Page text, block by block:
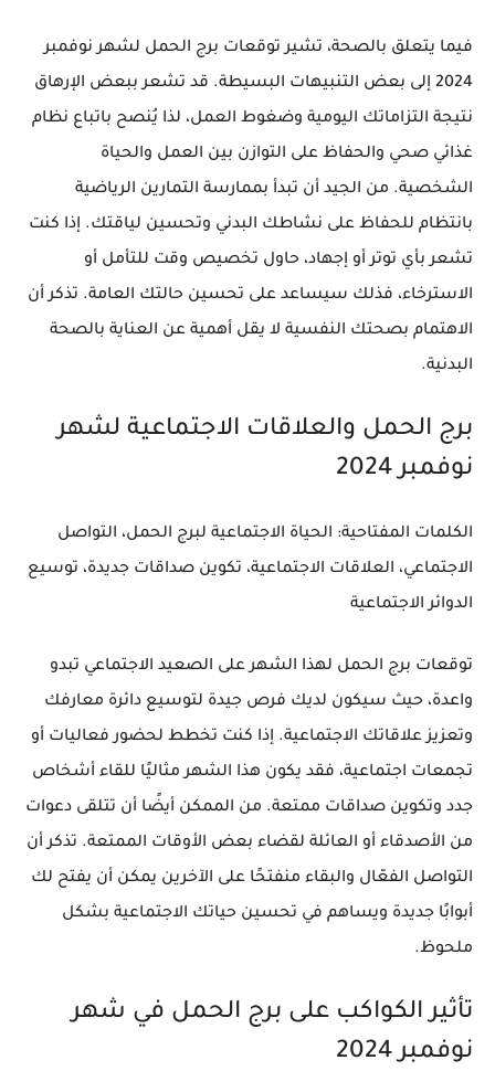
فيما يتعلق بالصحة، تشير توقعات برج الحمل لشهر نوفمبر
2024 إلى بعض التنبيهات البسيطة. قد تشعر ببعض الإرهاق
نتيجة التزاماتك اليومية وضغوط العمل، لذا يُنصح باتباع نظام
غذائي صحي والحفاظ على التوازن بين العمل والحياة
الشخصية. من الجيد أن تبدأ بممارسة التمارين الرياضية
بانتظام للحفاظ على نشاطك البدني وتحسين لياقتك. إذا كنت
تشعر بأي توتر أو إجهاد، حاول تخصيص وقت للتأمل أو
الاسترخاء، فذلك سيساعد على تحسين حالتك العامة. تذكر أن
الاهتمام بصحتك النفسية لا يقل أهمية عن العناية بالصحة
البدنية.
برج الحمل والعلاقات الاجتماعية لشهر
نوفمبر 2024
الكلمات المفتاحية: الحياة الاجتماعية لبرج الحمل، التواصل
الاجتماعي، العلاقات الاجتماعية، تكوين صداقات جديدة، توسيع
الدوائر الاجتماعية
توقعات برج الحمل لهذا الشهر على الصعيد الاجتماعي تبدو
واعدة، حيث سيكون لديك فرص جيدة لتوسيع دائرة معارفك
وتعزيز علاقاتك الاجتماعية. إذا كنت تخطط لحضور فعاليات أو
تجمعات اجتماعية، فقد يكون هذا الشهر مثاليًا للقاء أشخاص
جدد وتكوين صداقات ممتعة. من الممكن أيضًا أن تتلقى دعوات
من الأصدقاء أو العائلة لقضاء بعض الأوقات الممتعة. تذكر أن
التواصل الفعّال والبقاء منفتحًا على الآخرين يمكن أن يفتح لك
أبوابًا جديدة ويساهم في تحسين حياتك الاجتماعية بشكل
ملحوظ.
تأثير الكواكب على برج الحمل في شهر
نوفمبر 2024